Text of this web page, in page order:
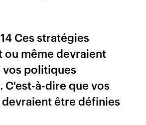
Ces stratégies
ou même devraient
politiques
C'est-à-dire que vos
être définies